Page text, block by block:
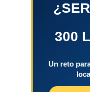
300
Un reto